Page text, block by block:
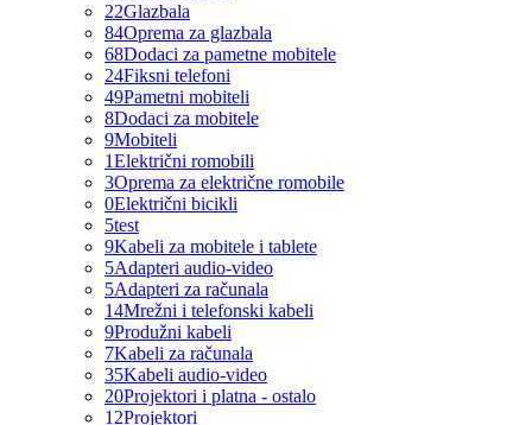
22Glazbala
84Oprema za glazbala
68Dodaci za pametne mobitele
24Fiksni telefoni
49Pametni mobiteli
8Dodaci za mobitele
9Mobiteli
1Električni romobili
3Oprema za električne romobile
0Električni bicikli
5test
9Kabeli za mobitele i tablete
5Adapteri audio-video
5Adapteri za računala
14Mrežni i telefonski kabeli
9Produžni kabeli
7Kabeli za računala
35Kabeli audio-video
20Projektori i platna - ostalo
12Projektori